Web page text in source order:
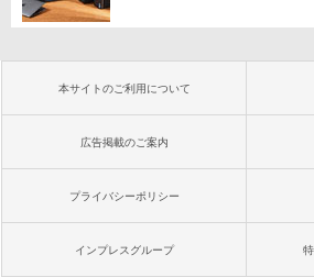
本サイトのご利用について
広告掲載のご案内
プライバシーポリシー
インプレスグループ